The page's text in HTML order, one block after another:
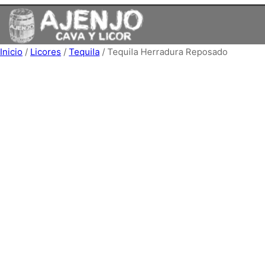
Saltar
contenido
Inicio / Licores / Tequila / Tequila Herradura Reposado